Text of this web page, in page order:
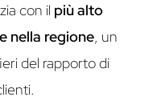
con il più alto
nella regione, un
del rapporto di